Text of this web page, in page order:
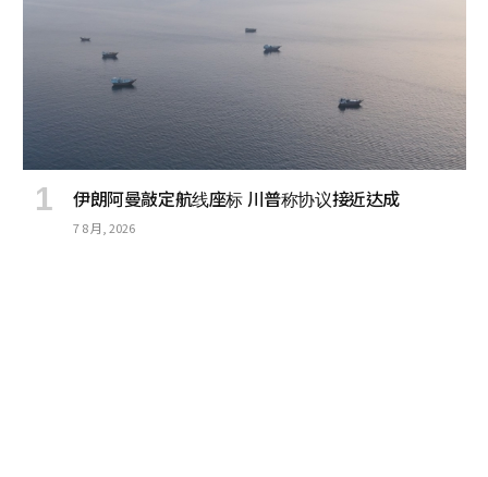
伊朗阿曼敲定航线座标 川普称协议接近达成
7 8 月, 2026